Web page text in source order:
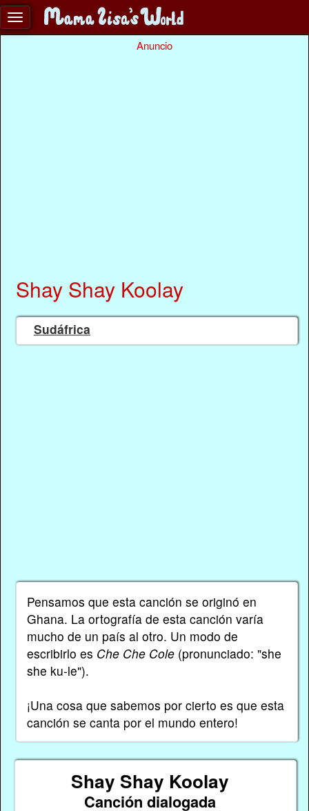
Anuncio
Shay Shay Koolay
Sudáfrica
Pensamos que esta canción se originó en
Ghana. La ortografía de esta canción varía
mucho de un país al otro. Un modo de
escribirlo es Che Che Cole(pronunciado: "she
she ku-le").
¡Una cosa que sabemos por cierto es que esta
canción se canta por el mundo entero!
Shay Shay Koolay
Canción dialogada